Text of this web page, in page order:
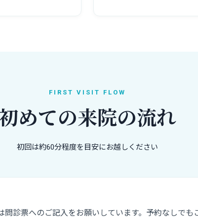
FIRST VISIT FLOW
めての来院の流れ
初回は約60分程度を目安にお越しください
診票へのご記入をお願いしています。予約なしで